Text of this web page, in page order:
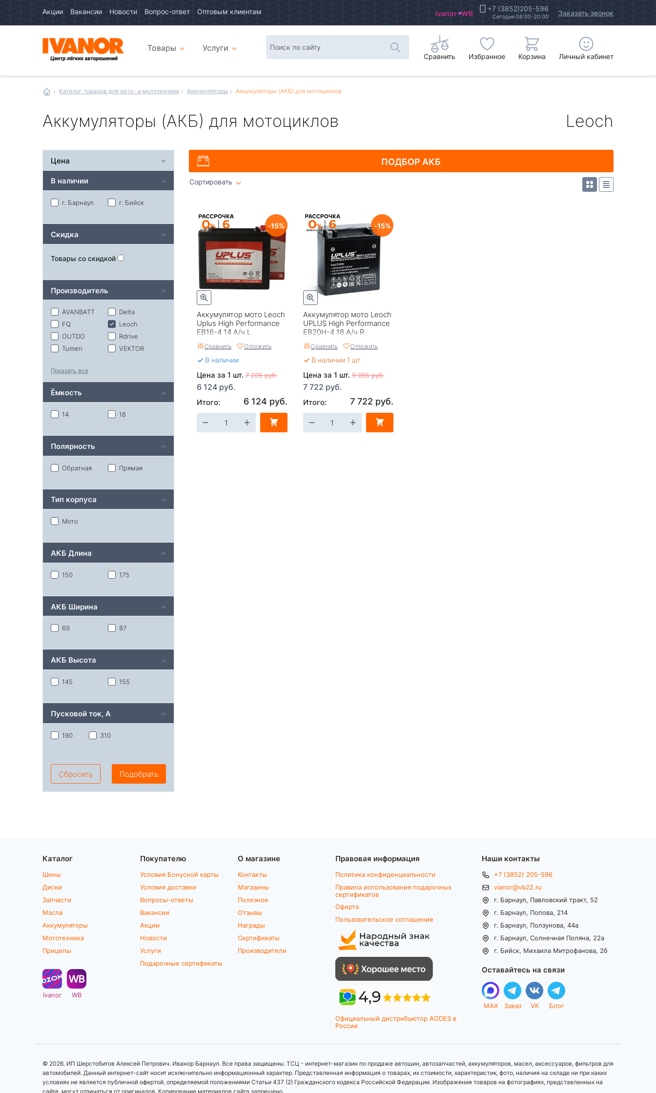
Акции Вакансии Новости Вопрос-ответ Оптовым клиентам Ivanor WB +7 (3852)205-596
Сегодня 08:00-20:00 Заказать звонок
интернетТовары
Услуги
Сравнить Избранное Корзина Личный кабинет
Каталог товаров для авто- и мототехники Аккумуляторы Аккумуляторы (АКБ) для мотоциклов
Аккумуляторы (АКБ) для мотоциклов Leoch
ПОДБОР АКБ
Сортировать
Аккумулятор мото Leoch
Uplus High Performance
EB16-4 14 А/ч L
15
Сравнить Отложить
В наличии
Цена за 1 шт. 7 205 руб.
6 124 руб.
Итого: 6 124 руб.
Аккумулятор мото Leoch
UPLUS High Performance
EB20H-4 18 А/ч R
15
Сравнить Отложить
В наличии 1 шт
Цена за 1 шт.9 085 руб.
7 722 руб.
Итого: 7 722 руб.
Цена
В наличии
г. Барнаул г. Бийск
Скидка
Товары со скидкой
Производитель
AVANBATT
Delta
FQ
Leoch
OUTDO
Rdrive
Tumen
VEKTOR
Показать все
Ёмкость
14 18
Полярность
Обратная Прямая
Тип корпуса
Мото
АКБ Длина
150 175
АКБ Ширина
69 87
АКБ Высота
145 155
Пусковой ток, A
190 310
Сбросить Подобрать
Каталог
Шины
Диски
Запчасти
Масла
Аккумуляторы
Мототехника
Прицепы
Ivanor WB
Покупателю
Условия Бонусной карты
Условия доставки
Вопросы-ответы
Вакансии
Акции
Новости
Услуги
Подарочные сертификаты
О магазине
Контакты
Магазины
Полезное
Отзывы
Награды
Сертификаты
Производители
Правовая информация
Политика конфиденциальности
Правила использования подарочных
сертификатов
Оферта
Пользовательское соглашение
Официальный дистрибьютор AODES в
России
Наши контакты
+7 (3852) 205-596
vianor@vb22.ru
г. Барнаул, Павловский тракт, 52
г. Барнаул, Попова, 214
г. Барнаул, Ползунова, 44а
г. Барнаул, Солнечная Поляна, 22а
г. Бийск, Михаила Митрофанова, 2б
Оставайтесь на связи
MAX Заказ VK Блог
© 2026. ИП Шерстобитов Алексей Петрович. Иванор Барнаул. Все права защищены. ТСЦ - интернет-магазин по продаже автошин, автозапчастей, аккумуляторов, масел, аксессуаров, фильтров для
автомобилей. Данный интернет-сайт носит исключительно информационный характер. Представленная информация о товарах, их стоимости, характеристик, фото, наличия на складе ни при каких
условиях не является публичной офертой, определяемой положениями Статьи 437 (2) Гражданского кодекса Российской Федерации. Изображения товаров на фотографиях, представленных на
сайте, могут отличаться от оригиналов. Копирование материалов сайта запрещено.